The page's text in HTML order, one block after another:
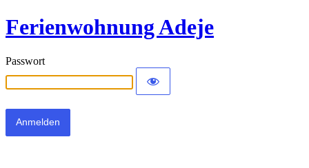
Ferienwohnung Adeje
Passwort